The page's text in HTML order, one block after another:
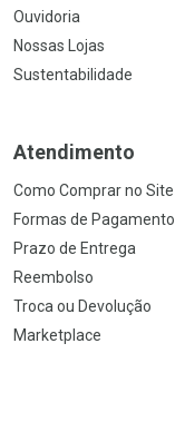
Ouvidoria
Nossas Lojas
Sustentabilidade
Atendimento
Como Comprar no Site
Formas de Pagamento
Prazo de Entrega
Reembolso
Troca ou Devolução
Marketplace